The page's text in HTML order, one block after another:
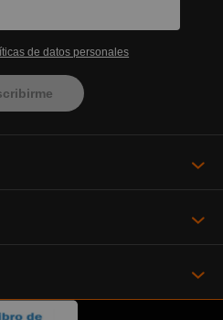
de datos personales